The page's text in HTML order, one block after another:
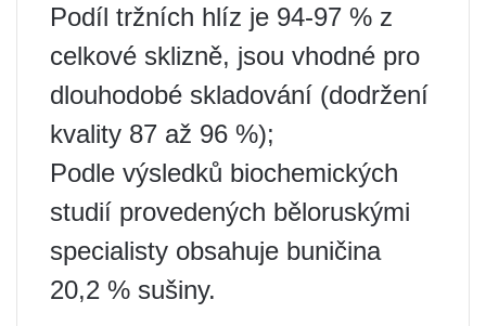
Podíl tržních hlíz je 94-97 % z
celkové sklizně, jsou vhodné pro
dlouhodobé skladování (dodržení
kvality 87 až 96 %);
Podle výsledků biochemických
studií provedených běloruskými
specialisty obsahuje buničina
20,2 % sušiny.